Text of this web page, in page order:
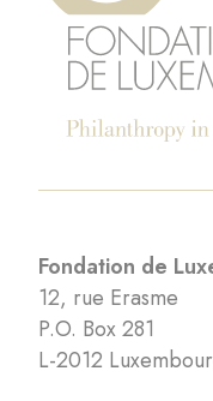
Fondation de
12, rue Erasme
P.O. Box 281
L-2012